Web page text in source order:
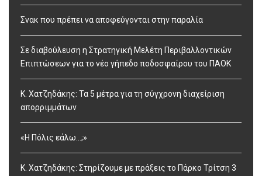
Σνακ που πρέπει να αποφεύγονται στην παραλία
Σε διαβούλευση η Στρατηγική Μελέτη Περιβαλλοντικών
Επιπτώσεων για το νέο γήπεδο ποδοσφαίρου του ΠΑΟΚ
Κ. Χατζηδάκης: Τα 5 μέτρα για τη σύγχρονη διαχείριση
απορριμμάτων
«Η Πόλις εάλω…;»
Κ. Χατζηδάκης: Στηρίζουμε με πράξεις το Πάρκο Τρίτση 3